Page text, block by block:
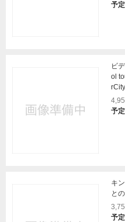
予
ビ
ol
予
キ
と
予